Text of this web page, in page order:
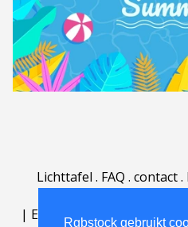
Rgbstock gebruikt
Lichttafel . FAQ . contact.
| English | Deutsch